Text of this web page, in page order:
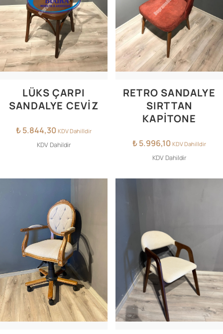
LÜKS ÇARPI
SANDALYE CEVİZ
₺5.844,30 KDV Dahilldir
KDV Dahildir
RETRO SANDALYE
SIRTTAN
KAPİTONE
₺5.996,10 KDV Dahilldir
KDV Dahildir